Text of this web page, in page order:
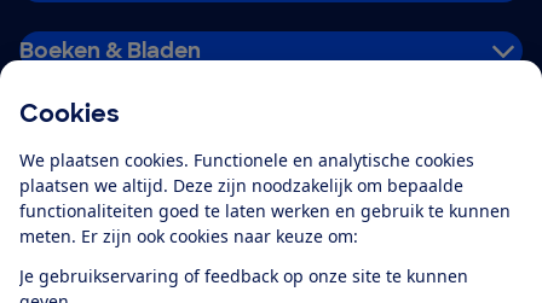
Cookies
We plaatsen cookies. Functionele en analytische cookies
plaatsen we altijd. Deze zijn noodzakelijk om bepaalde
functionaliteiten goed te laten werken en gebruik te kunnen
meten. Er zijn ook cookies naar keuze om:
Je gebruikservaring of feedback op onze site te kunnen
Boeken & Bladen
Alles over de
app